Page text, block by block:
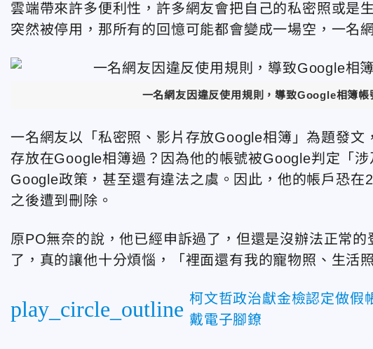
雲端帶來許多便利性，許多網友會把自己的私密照或是
突然被停用，那所有的回憶可能都會變成一場空，一名
一名網友因違反使用規則，導致Google相簿帳
一名網友以「私密照、影片存放Google相簿」為題發文
存放在Google相簿過？因為他的帳號被Google判定「
Google政策，甚至還有違法之虞。因此，他的帳戶恐在
之後遭到刪除。
原PO無奈的說，他已經申訴過了，但還是沒辦法正常
了，真的讓他十分煩惱，「裡面還有我的寵物照、生活
play_circle_outline 柯文哲政治獻金檢認定做假
戴電子腳鐐